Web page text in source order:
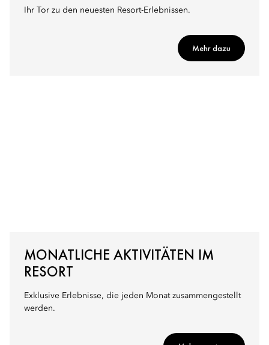
Ihr Tor zu den neuesten Resort-Erlebnissen.
Mehr dazu
MONATLICHE AKTIVITÄTEN IM
RESORT
Exklusive Erlebnisse, die jeden Monat zusammengestellt
werden.